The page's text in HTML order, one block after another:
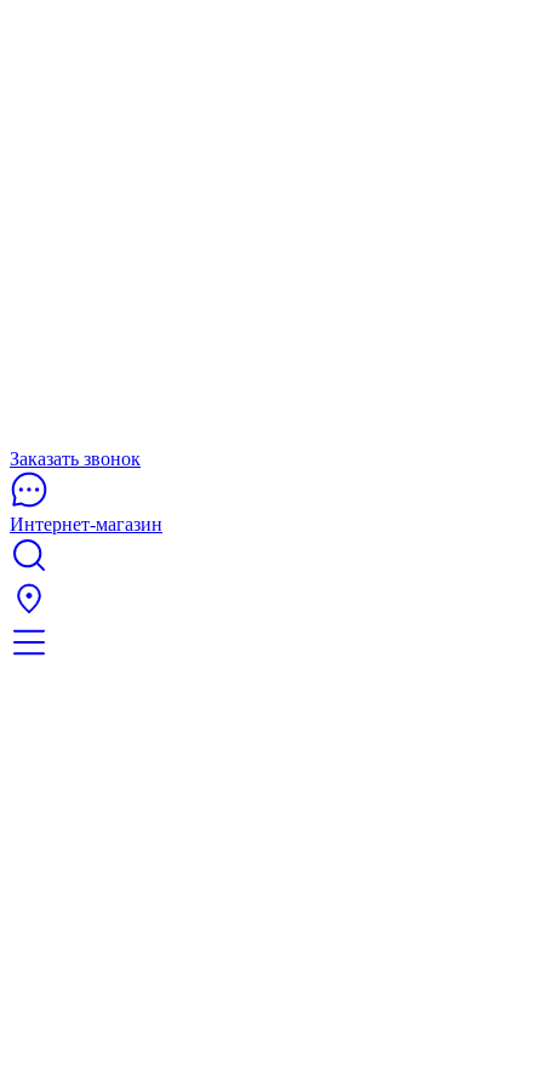
Заказать звонок
Интернет-магазин